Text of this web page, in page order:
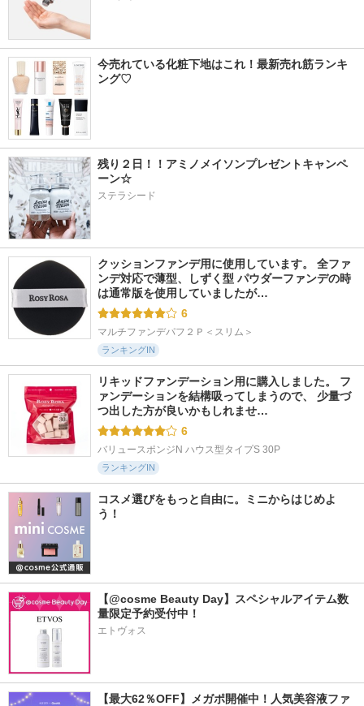
今売れている化粧下地はこれ！最新売れ筋ランキ
ング♡
残り２日！！アミノメイソンプレゼントキャンペ
ーン☆
ステラシード
クッションファンデ用に使用しています。 全ファ
ンデ対応で薄型、しずく型 パウダーファンデの時
は通常版を使用していましたが…
6
マルチファンデパフ２Ｐ＜スリム＞
ランキングIN
リキッドファンデーション用に購入しました。 フ
ァンデーションを結構吸ってしまうので、 少量づ
つ出した方が良いかもしれませ…
6
バリュースポンジN ハウス型タイプS 30P
ランキングIN
コスメ選びをもっと自由に。ミニからはじめよ
う！
【@cosme Beauty Day】スペシャルアイテム数
量限定予約受付中！
エトヴォス
【最大62％OFF】メガポ開催中！人気美容液ファ